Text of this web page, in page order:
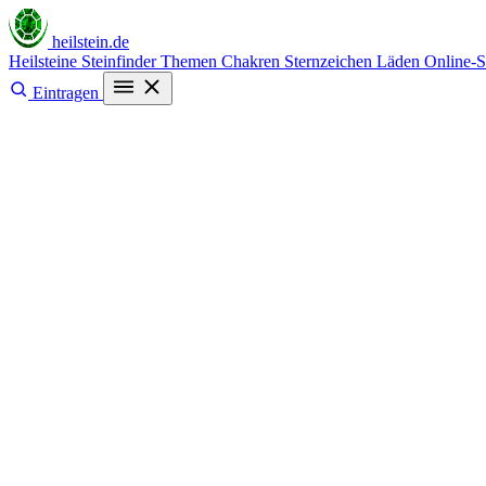
heilstein.de
Heilsteine SteinfinderThemen Chakren Sternzeichen Läden Online-
Eintragen